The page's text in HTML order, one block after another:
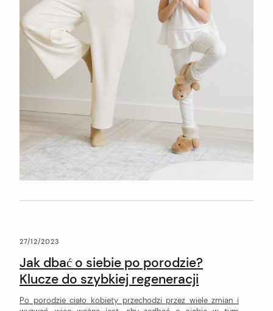
27/12/2023
Jak dbać o siebie po porodzie?
Klucze do szybkiej regeneracji
Po porodzie ciało kobiety przechodzi przez wiele zmian i